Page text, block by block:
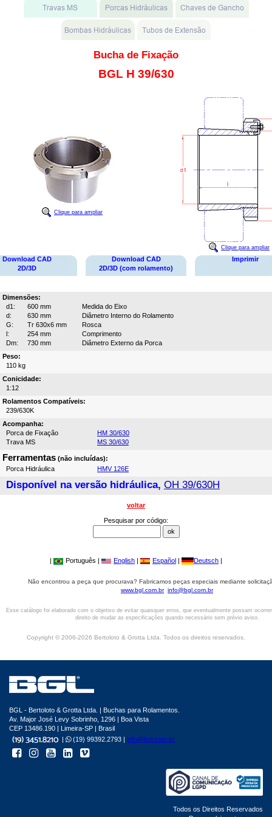
Bucha de Fixação
BGL H 39/630
Clique para ampliar
Clique para ampliar
Download CAD
2D/3D
Download CAD
2D/3D (com rolamento)
Imprimir
Dimensões:
d1:
600 mm
Medida do Eixo
d:
630 mm
Diâmetro Interno do Rolamento
G:
Tr 630x6 mm
Rosca
l:
254 mm
Comprimento
Dm:
730 mm
Diâmetro Externo da Porca
Peso:
110 kg
Conicidade:
1:12
Rolamentos Compatíveis:
239/630K
Acompanha:
Porca de Fixação
HM 30/630
Trava MS
MS 30/630
Ferramentas (não incluídas):
Porca Hidráulica
HMV 126E
Disponível na versão hidráulica, OH 39/630H
voltar
Pesquisar por código:
| Português | English | Español | Deutsch |
Não encontrou a peça que procurava? Fabricamos peças especiais mediante
www.bgl.com.br info@bgl.com.br
Esse catálogo foi elaborado com o objetivo de evitar quaisquer erros, que eventualmente possam
direito de mudar as especificações quando necessário sem prévio aviso.
Copyright © 2006-2026 Bertoloto & Grotta Ltda. Todos os direitos reservados.
BGL - Bertoloto & Grotta Ltda. | Buchas para Rolamentos.
Av. Major José Levy Sobrinho, 1296 | Boa Vista
CEP 13486.190 | Limeira-SP | Brasil
|
(19) 99392.2793 | info@bgl.com.br
Todos os Direitos Reservados